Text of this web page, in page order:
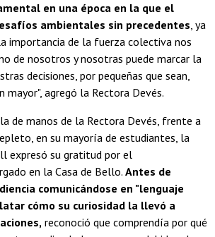
en una época en la que el
ambientales sin precedentes, ya
importancia de la fuerza colectiva nos
de nosotros y nosotras puede marcar la
decisiones, por pequeñas que sean,
mayor", agregó la Rectora Devés.
de manos de la Rectora Devés, frente a
en su mayoría de estudiantes, la
expresó su gratitud por el
en la Casa de Bello. Antes de
comunicándose en "lenguaje
cómo su curiosidad la llevó a
reconoció que comprendía por qué